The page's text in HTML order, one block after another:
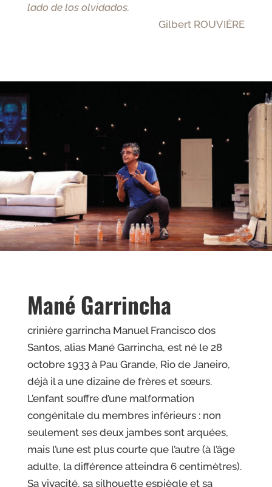
lado de los olvidados.
Gilbert ROUVIÈRE
Mané Garrincha
crinière garrincha Manuel Francisco dos
Santos, alias Mané Garrincha, est né le 28
octobre 1933 à Pau Grande, Rio de Janeiro,
déjà il a une dizaine de frères et sœurs.
L’enfant souffre d’une malformation
congénitale du membres inférieurs : non
seulement ses deux jambes sont arquées,
mais l’une est plus courte que l’autre (à l’âge
adulte, la différence atteindra 6 centimètres).
Sa vivacité, sa silhouette espiègle et sa